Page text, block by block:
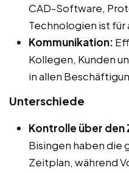
CAD-Software,
Technologien ist
Kommunikation:
Kollegen, Kunden
in allen
Unterschiede
Kontrolle über den
Bisingen haben die
Zeitplan, während